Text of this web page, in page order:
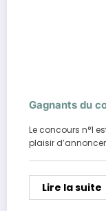
Gagnants du
Le concours n°1
plaisir
Lire la suite